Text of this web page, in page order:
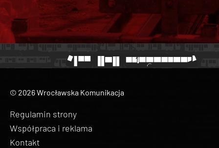
© 2026 Wrocławska Komunikacja
Regulamin strony
Współpraca i reklama
Kontakt